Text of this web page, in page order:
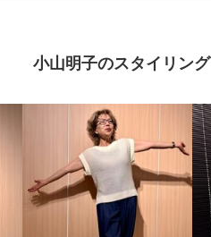
小山明子のスタイリング